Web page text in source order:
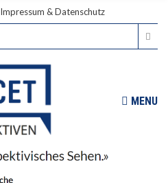
Impressum & Datenschutz
MENU